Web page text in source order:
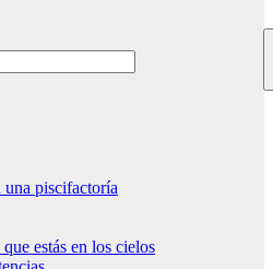
piscifactoría
estás en los cielos